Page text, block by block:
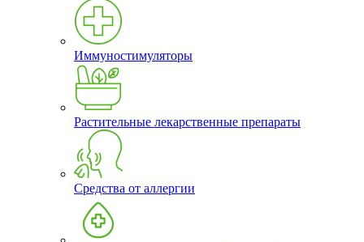
Иммуностимуляторы
Растительные лекарственные препараты
Средства от аллергии